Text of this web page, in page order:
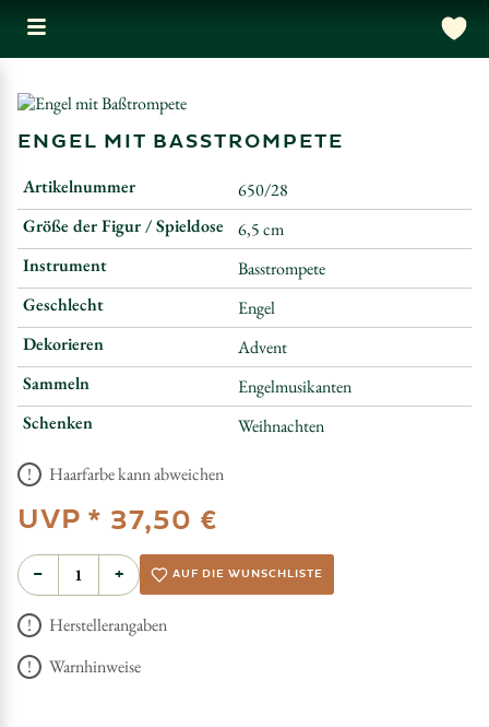
ENGEL MIT BASSTROMPETE
Artikelnummer
650/28
Größe der Figur / Spieldose
6,5 cm
Instrument
Basstrompete
Geschlecht
Engel
Dekorieren
Advent
Sammeln
Engelmusikanten
Schenken
Weihnachten
Haarfarbe kann abweichen
UVP * 37,50 €
− + AUF DIE WUNSCHLISTE
Herstellerangaben
Warnhinweise